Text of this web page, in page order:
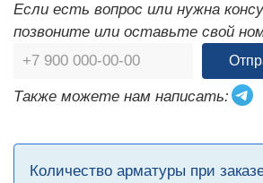
Если есть вопрос или нужна
позвоните или оставьте свой
Также можете нам написать:
Количество арматуры при